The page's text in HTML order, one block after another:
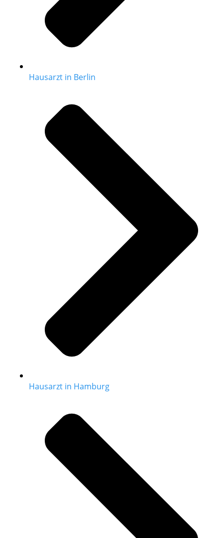
Hausarzt in Berlin
Hausarzt in Hamburg